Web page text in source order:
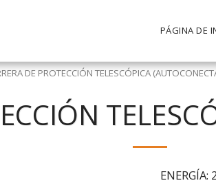
PÁGINA DE
DE PROTECCIÓN TELESCÓPICA
ENERGÍA: